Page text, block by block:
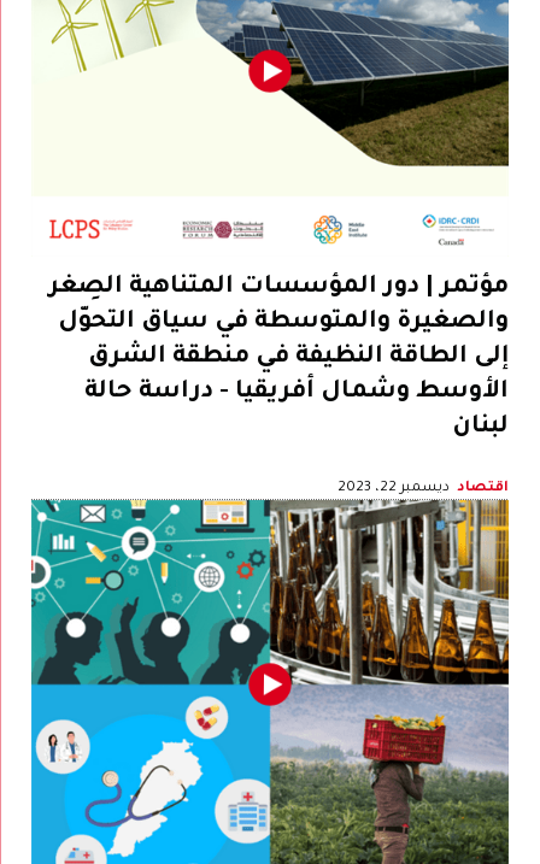
مؤتمر | دور المؤسسات المتناهية الصِغر
والصغيرة والمتوسطة في سياق التحوّل
إلى الطاقة النظيفة في منطقة الشرق
الأوسط وشمال أفريقيا - دراسة حالة
لبنان
اقتصاد ديسمبر 22، 2023